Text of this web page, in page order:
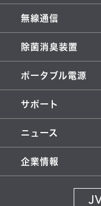
無線通信
除菌消臭装置
ポータブル電源
サポート
ニュース
企業情報